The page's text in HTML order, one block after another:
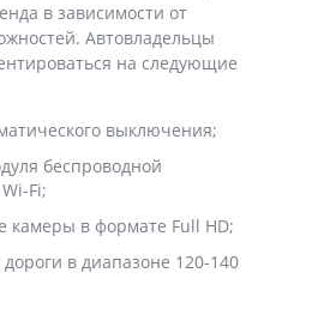
в зависимости от
Автовладельцы
на следующие
выключения;
беспроводной
Fi;
камеры в формате Full HD;
дороги в диапазоне 120-140